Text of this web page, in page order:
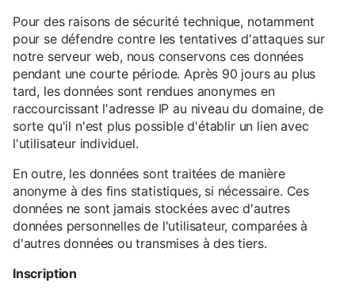
Pour des raisons de sécurité technique, notamment
pour se défendre contre les tentatives d'attaques sur
notre serveur web, nous conservons ces données
pendant une courte période. Après 90 jours au plus
tard, les données sont rendues anonymes en
raccourcissant l'adresse IP au niveau du domaine, de
sorte qu'il n'est plus possible d'établir un lien avec
l'utilisateur individuel.
En outre, les données sont traitées de manière
anonyme à des fins statistiques, si nécessaire. Ces
données ne sont jamais stockées avec d'autres
données personnelles de l'utilisateur, comparées à
d'autres données ou transmises à des tiers.
Inscription